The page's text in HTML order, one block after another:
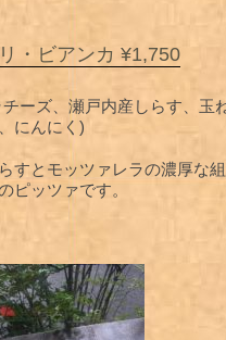
・ビアンカ ¥1,750
ーズ、瀬戸内産しらす、玉
にんにく)
すとモッツァレラの濃厚な
ピッツァです。